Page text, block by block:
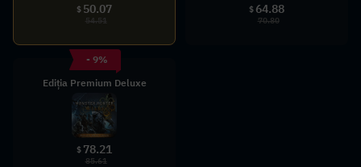
$ 50.07
54.51
$ 64.88
70.80
- 9%
Ediția Premium Deluxe
$ 78.21
85.61